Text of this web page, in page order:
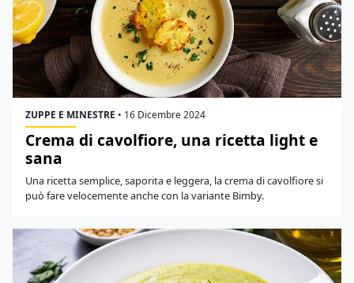
ZUPPE E MINESTRE • 16 Dicembre 2024
Crema di cavolfiore, una ricetta light e
sana
Una ricetta semplice, saporita e leggera, la crema di cavolfiore si
può fare velocemente anche con la variante Bimby.